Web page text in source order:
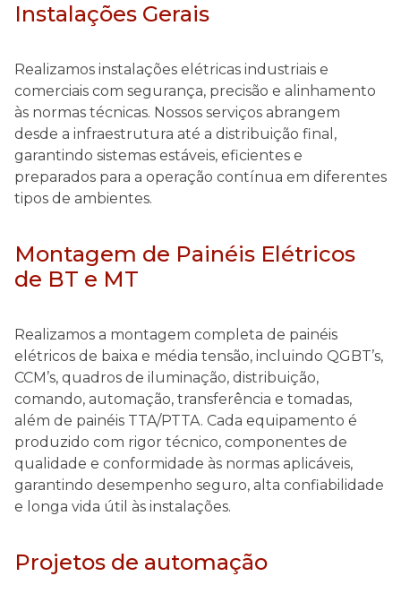
Instalações Gerais
Realizamos instalações elétricas industriais e
comerciais com segurança, precisão e alinhamento
às normas técnicas. Nossos serviços abrangem
desde a infraestrutura até a distribuição final,
garantindo sistemas estáveis, eficientes e
preparados para a operação contínua em diferentes
tipos de ambientes.
Montagem de Painéis Elétricos
de BT e MT
Realizamos a montagem completa de painéis
elétricos de baixa e média tensão, incluindo QGBT’s,
CCM’s, quadros de iluminação, distribuição,
comando, automação, transferência e tomadas,
além de painéis TTA/PTTA. Cada equipamento é
produzido com rigor técnico, componentes de
qualidade e conformidade às normas aplicáveis,
garantindo desempenho seguro, alta confiabilidade
e longa vida útil às instalações.
Projetos de automação